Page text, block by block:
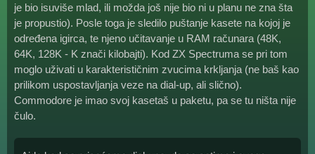
je bio isuviše mlad, ili možda još nije bio ni u planu ne zna šta
je propustio). Posle toga je sledilo puštanje kasete na kojoj je
određena igirca, te njeno učitavanje u RAM računara (48K,
64K, 128K - K znači kilobajti). Kod ZX Spectruma se pri tom
moglo uživati u karakterističnim zvucima krkljanja (ne baš kao
prilikom uspostavljanja veze na dial-up, ali slično).
Commodore je imao svoj kasetaš u paketu, pa se tu ništa nije
čulo.